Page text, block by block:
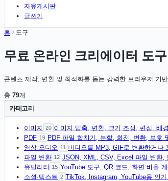
자유게시판
글쓰기
홈 도구
무료 온라인 크리에이터 도구
콘텐츠 제작, 변환 및 최적화를 돕는 강력한 브라우저 기
총 79개
카테고리
이미지 20 이미지 압축, 변환, 크기 조정, 편집. 배
PDF 19 PDF 파일 합치기, 분할, 회전, 변환, 보호
영상·오디오
11
비디오를 MP3, GIF로 변환하거나
파일 변환 12 JSON, XML, CSV, Excel 파일 변환,
유틸리티
15 YouTube 도구, QR 코드, 화면 비율
소셜·텍스트 2 TikTok, Instagram, YouTube용 인